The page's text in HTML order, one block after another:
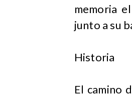
memoria
junto a su
Historia
El camino